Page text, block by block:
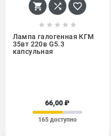
  
    
Лампа галогенная КГМ
35вт 220в G5.3
капсульная
66,00 ₽
165 доступно